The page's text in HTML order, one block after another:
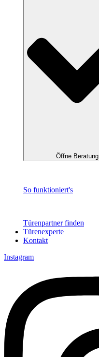
Öffne Beratung
So funktioniert's
Türenpartner finden
Türenexperte
Kontakt
Instagram